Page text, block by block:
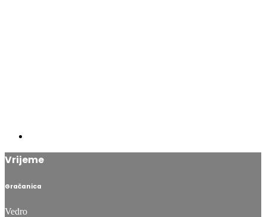
Vrijeme
Gračanica
Vedro